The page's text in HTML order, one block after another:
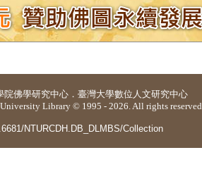
院佛學研究中心 ． 臺灣大學數位人文研究中心
Library © 1995 - 2026. All rights reserved
NTURCDH.DB_DLMBS/Collection